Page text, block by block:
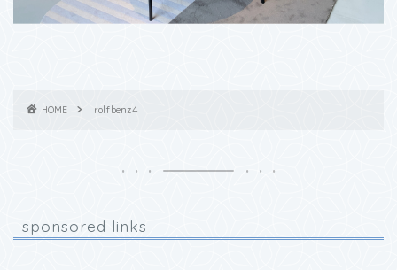
HOME rolfbenz4
sponsored links